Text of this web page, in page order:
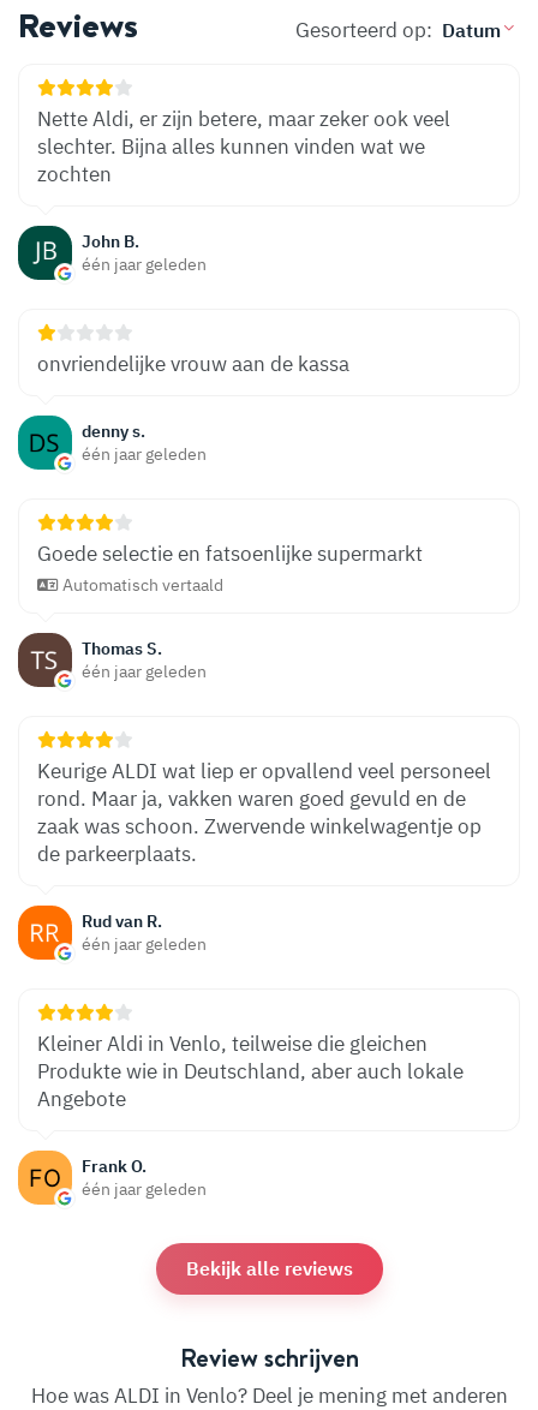
Reviews Gesorteerd op:
John B.
één jaar geleden
Nette Aldi, er zijn betere, maar zeker ook veel
slechter. Bijna alles kunnen vinden wat we
zochten
denny s.
één jaar geleden
onvriendelijke vrouw aan de kassa
Thomas S.
één jaar geleden
Goede selectie en fatsoenlijke supermarkt
Automatisch vertaald
Rud van R.
één jaar geleden
Keurige ALDI wat liep er opvallend veel personeel
rond. Maar ja, vakken waren goed gevuld en de
zaak was schoon. Zwervende winkelwagentje op
de parkeerplaats.
Frank O.
één jaar geleden
Kleiner Aldi in Venlo, teilweise die gleichen
Produkte wie in Deutschland, aber auch lokale
Angebote
Bekijk alle reviews
Review schrijven
Hoe was ALDI in Venlo? Deel je mening met anderen